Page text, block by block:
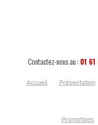
Contactez-nous au : 01
Accueil
Présentation
Promotions